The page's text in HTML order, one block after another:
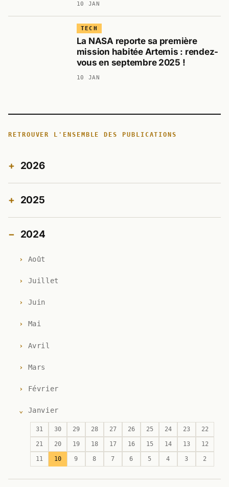
10 JAN
TECH
La NASA reporte sa première
mission habitée Artemis : rendez-
vous en septembre 2025 !
10 JAN
RETROUVER L'ENSEMBLE DES PUBLICATIONS
2026
2025
2024
Août
Juillet
Juin
Mai
Avril
Mars
Février
Janvier
31 30 29 28 27 26 25 24 23 22
21 20 19 18 17 16 15 14 13 12
11 10 9 8 7 6 5 4 3 2